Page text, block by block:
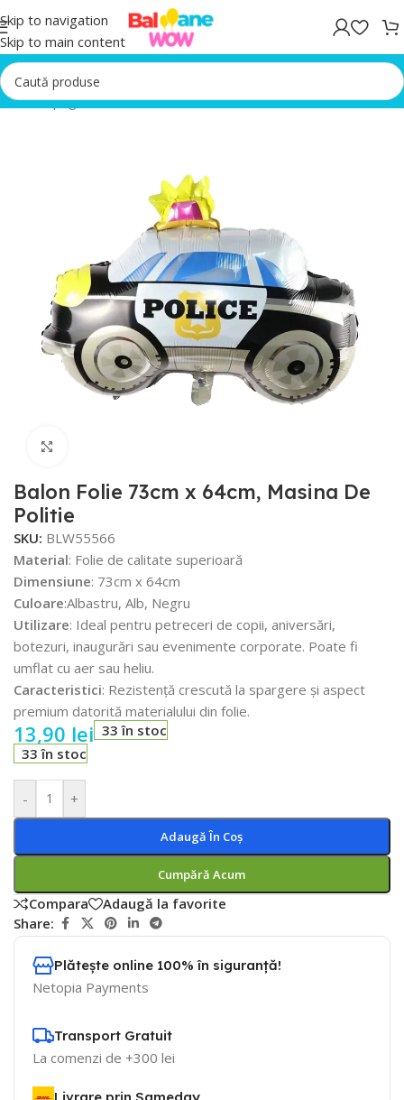
Skip to navigation
Skip to main content
Prima pagină/Baloane folie
Balon Folie 73cm x 64cm, Masina De
Politie
SKU: BLW55566
Material: Folie de calitate superioară
Dimensiune: 73cm x 64cm
Culoare:Albastru, Alb, Negru
Utilizare: Ideal pentru petreceri de copii, aniversări,
botezuri, inaugurări sau evenimente corporate. Poate fi
umflat cu aer sau heliu.
Caracteristici: Rezistență crescută la spargere și aspect
premium datorită materialului din folie.
13,90 lei 33 în stoc
33 în stoc
- +
Adaugă În Coș
Cumpără Acum
Compara
Adaugă la favorite
Share:
Plătește online 100% în siguranță!
Netopia Payments
Transport Gratuit
La comenzi de +300 lei